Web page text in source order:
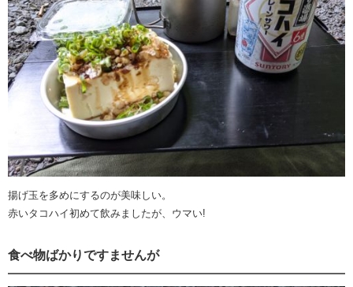
揚げ玉を多めにするのが美味しい。
赤いタコハイ初めて飲みましたが、ウマい!
食べ物ばかりですませんが